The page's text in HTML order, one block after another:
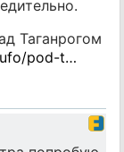
Таганрогом
pod-t…